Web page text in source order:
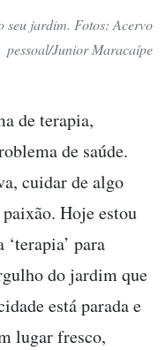
seu jardim. Fotos: Acervo
pessoal/Junior Maracaípe
de terapia,
de saúde.
cuidar de algo
Hoje estou
para
do jardim que
está parada e
lugar fresco,